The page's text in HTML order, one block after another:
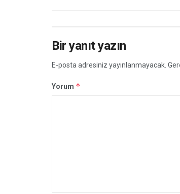
Bir yanıt yazın
E-posta adresiniz yayınlanmayacak.
Yorum *